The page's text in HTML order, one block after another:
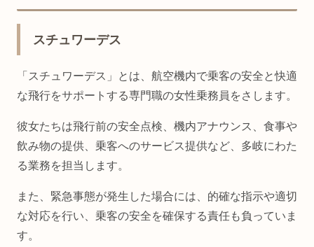
スチュワーデス
「スチュワーデス」とは、航空機内で乗客の安全と快適
な飛行をサポートする専門職の女性乗務員をさします。
彼女たちは飛行前の安全点検、機内アナウンス、食事や
飲み物の提供、乗客へのサービス提供など、多岐にわた
る業務を担当します。
また、緊急事態が発生した場合には、的確な指示や適切
な対応を行い、乗客の安全を確保する責任も負っていま
す。